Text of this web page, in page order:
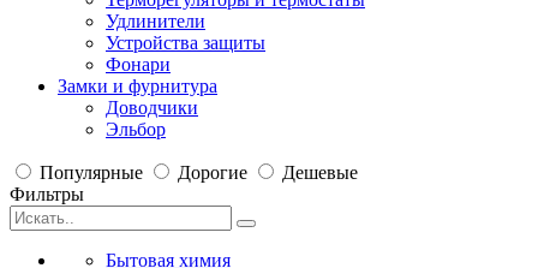
Удлинители
Устройства защиты
Фонари
Замки и фурнитура
Доводчики
Эльбор
Популярные Дорогие
Дешевые
Фильтры
Бытовая химия